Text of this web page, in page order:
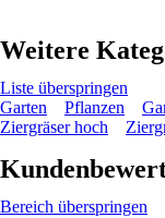
Weitere
Liste überspringen
Garten
Pflanzen
Ziergräser hoch
Bereich überspringen